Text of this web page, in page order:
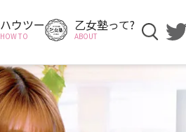
ハウツー
HOW TO
乙女塾って?
ABOUT